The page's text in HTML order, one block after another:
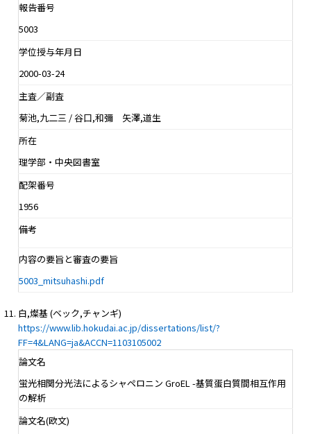
報告番号
5003
学位授与年月日
2000-03-24
主査／副査
菊池,九二三 / 谷口,和彌 矢澤,道生
所在
理学部・中央図書室
配架番号
1956
備考
内容の要旨と審査の要旨
5003_mitsuhashi.pdf
白,燦基 (ベック,チャンギ)
https://www.lib.hokudai.ac.jp/dissertations/list/?
FF=4&LANG=ja&ACCN=1103105002
論文名
蛍光相関分光法によるシャペロニン GroEL -基質蛋白質間相互作用
の解析
論文名(欧文)